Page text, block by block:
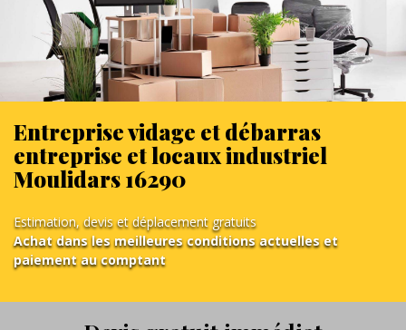
Entreprise vidage et débarras
entreprise et locaux industriel
Moulidars 16290
Estimation, devis et déplacement gratuits
Achat dans les meilleures conditions actuelles et
paiement au comptant